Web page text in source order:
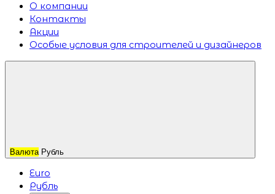
О компании
Контакты
Акции
Особые условия для строителей и дизайнеров
Валюта Рубль
Euro
Рубль